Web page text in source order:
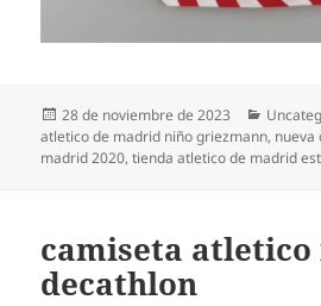
Publicado
el
28 de noviembre de 2023
atletico de madrid niño griezmann, nueva
madrid 2020,tienda atletico de madrid
camiseta
decathlon